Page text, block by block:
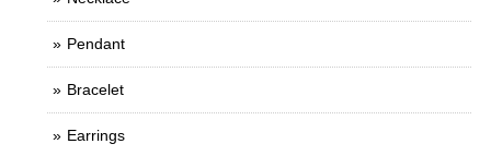
Pendant
Bracelet
Earrings